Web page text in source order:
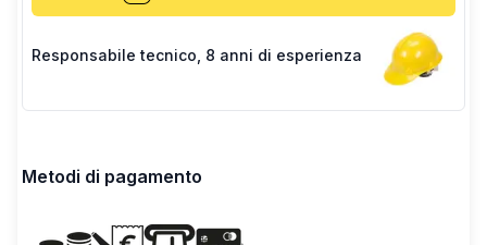
Responsabile tecnico 8 anni di esperienza
Metodi di pagamento